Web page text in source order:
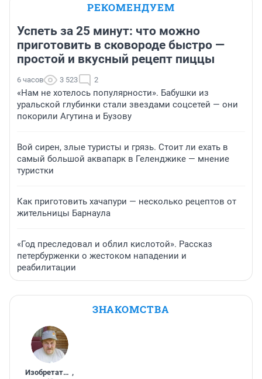
РЕКОМЕНДУЕМ
Успеть за 25 минут: что можно
приготовить в сковороде быстро —
простой и вкусный рецепт пиццы
6 часов 3 523 2
«Нам не хотелось популярности». Бабушки из
уральской глубинки стали звездами соцсетей — они
покорили Агутина и Бузову
Вой сирен, злые туристы и грязь. Стоит ли ехать в
самый большой аквапарк в Геленджике — мнение
туристки
Как приготовить хачапури — несколько рецептов от
жительницы Барнаула
«Год преследовал и облил кислотой». Рассказ
петербурженки о жестоком нападении и
реабилитации
ЗНАКОМСТВА
Изобретатель ,